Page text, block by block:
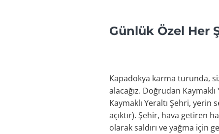
Günlük Özel Her
Kapadokya karma turunda,
alacağız. Doğrudan
Kaymaklı Yeraltı Şehri,
açıktır). Şehir, hava getiren
olarak saldırı ve yağma için